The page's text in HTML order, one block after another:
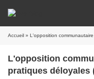
Accueil » L'opposition communautaire
L'opposition
pratiques déloyales